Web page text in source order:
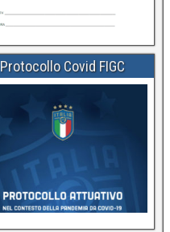
Protocollo Covid FIGC